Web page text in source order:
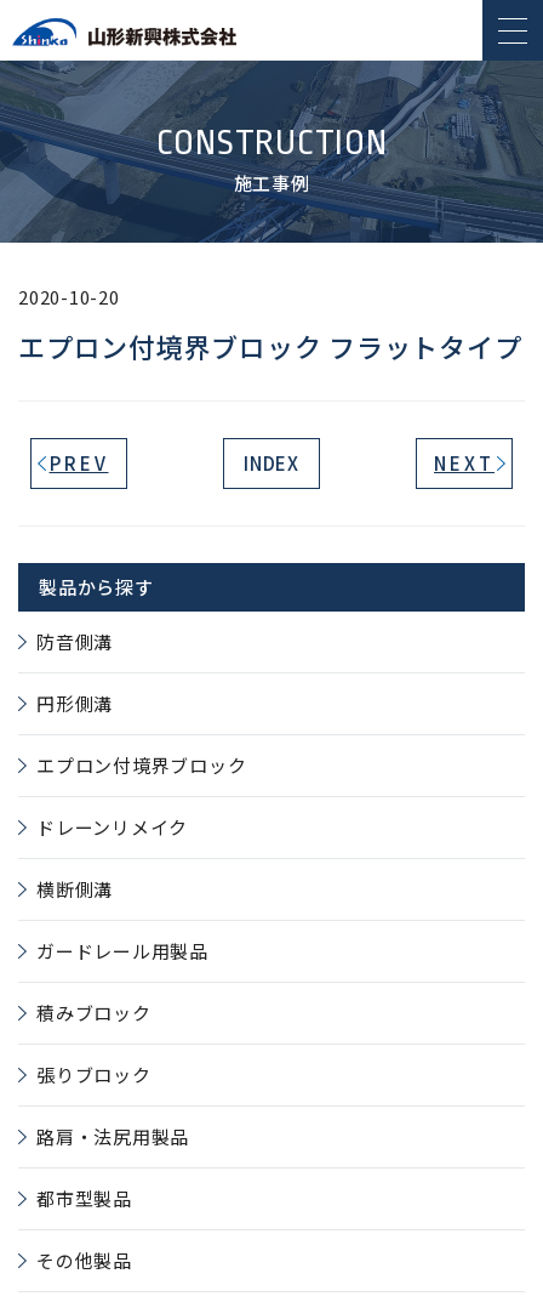
CONSTRUCTION
施工事例
2020-10-20
エプロン付境界ブロック フラットタイプ
PREV INDEX NEXT
製品から探す
防音側溝
円形側溝
エプロン付境界ブロック
ドレーンリメイク
横断側溝
ガードレール用製品
積みブロック
張りブロック
路肩・法尻用製品
都市型製品
その他製品